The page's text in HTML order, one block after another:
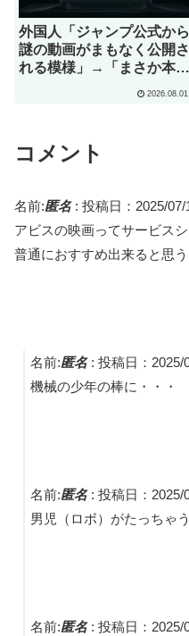
外国人「ジャンプ公式から
謎の動画がまもなく公開さ
れる模様」→「まさか本当
2026.08.01
コメント
名前:匿名: 投稿日：2025/
アビスの映画ってサービス
普通におすすめ出来ると思う
名前:匿名: 投稿日：2025/
機械の少年の棒に・・・
名前:匿名: 投稿日：2025/
男児（ロボ）がたっちゃう
名前:匿名: 投稿日：2025/